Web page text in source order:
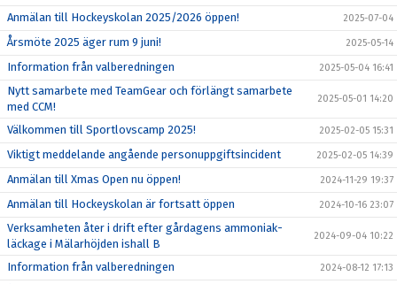
Anmälan till Hockeyskolan 2025/2026 öppen! 2025-07-04
Årsmöte 2025 äger rum 9 juni! 2025-05-14
Information från valberedningen 2025-05-04 16:41
Nytt samarbete med TeamGear och förlängt samarbete
med CCM!
2025-05-01 14:20
Välkommen till Sportlovscamp 2025! 2025-02-05 15:31
Viktigt meddelande angående personuppgiftsincident 2025-02-05 14:39
Anmälan till Xmas Open nu öppen! 2024-11-29 19:37
Anmälan till Hockeyskolan är fortsatt öppen 2024-10-16 23:07
Verksamheten åter i drift efter gårdagens ammoniak-
läckage i Mälarhöjden ishall B
2024-09-04 10:22
Information från valberedningen 2024-08-12 17:13